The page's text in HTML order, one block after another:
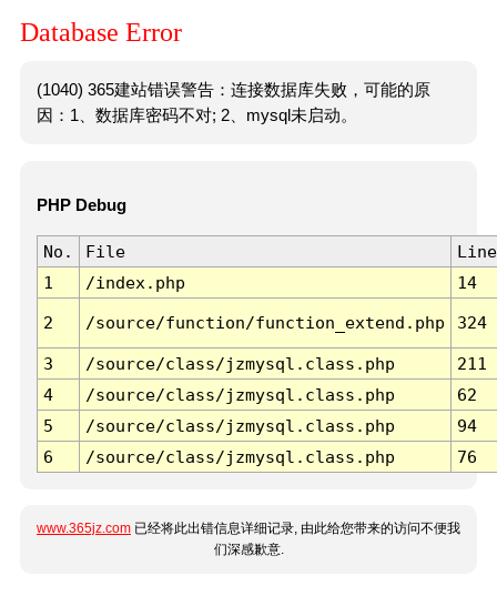
Database Error
(1040) 365建站错误警告：连接数据库失败，可能的原
因：1、数据库密码不对; 2、mysql未启动。
PHP Debug
No. File
Line
1
/index.php 14
2 /source/function/function_extend.php 324
3 /source/class/jzmysql.class.php
211
4
/source/class/jzmysql.class.php
62
5
/source/class/jzmysql.class.php
94
6
/source/class/jzmysql.class.php 76
www.365jz.com 已经将此出错信息详细记录, 由此给您带来的访问不便我
们深感歉意.